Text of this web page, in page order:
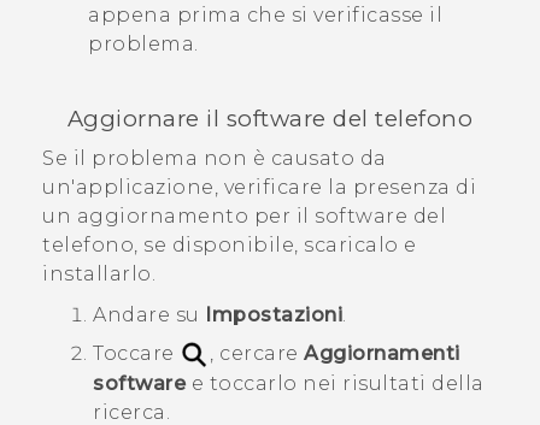
appena prima che si verificasse il
problema.
Aggiornare il software del telefono
Se il problema non è causato da
un'applicazione, verificare la presenza di
un aggiornamento per il software del
telefono, se disponibile, scaricalo e
installarlo.
Andare su Impostazioni
Toccare
, cercare Aggiornamenti
softwaree toccarlo nei risultati della
ricerca.